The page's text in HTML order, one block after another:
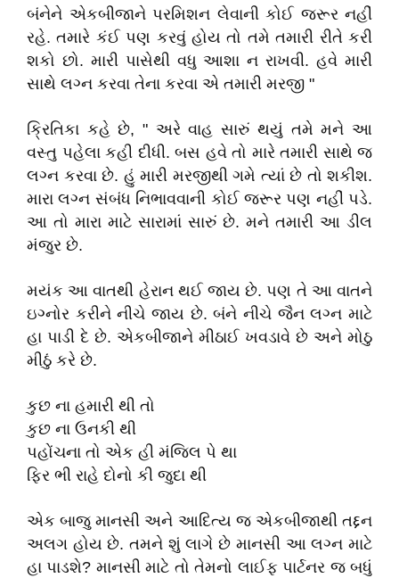
બંનેને એકબીજાને પરમિશન લેવાની કોઈ જરૂર નહીં
રહે. તમારે કંઈ પણ કરવું હોય તો તમે તમારી રીતે કરી
શકો છો. મારી પાસેથી વધુ આશા ન રાખવી. હવે મારી
સાથે લગ્ન કરવા તેના કરવા એ તમારી મરજી "
ક્રિતિકા કહે છે, " અરે વાહ સારું થયું તમે મને આ
વસ્તુ પહેલા કહી દીધી. બસ હવે તો મારે તમારી સાથે જ
લગ્ન કરવા છે. હું મારી મરજીથી ગમે ત્યાં છે તો શકીશ.
મારા લગ્ન સંબંધ નિભાવવાની કોઈ જરૂર પણ નહીં પડે.
આ તો મારા માટે સારામાં સારું છે. મને તમારી આ ડીલ
મંજુર છે.
મયંક આ વાતથી હેરાન થઈ જાય છે. પણ તે આ વાતને
ઇગ્નોર કરીને નીચે જાય છે. બંને નીચે જૈન લગ્ન માટે
હા પાડી દે છે. એકબીજાને મીઠાઈ ખવડાવે છે અને મોઠુ
મીઠું કરે છે.
કુછ ના હમારી થી તો
કુછ ના ઉનકી થી
પહોંચના તો એક હી મંજિલ પે થા
ફિર ભી રાહે દોનો કી જુદા થી
એક બાજુ માનસી અને આદિત્ય જ એકબીજાથી તદ્દન
અલગ હોય છે. તમને શું લાગે છે માનસી આ લગ્ન માટે
હા પાડશે? માનસી માટે તો તેમનો લાઈફ પાર્ટનર જ બધું